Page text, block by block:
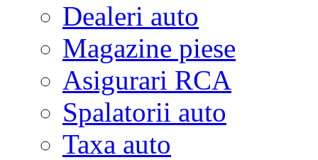
Dealeri auto
Magazine piese
Asigurari RCA
Spalatorii auto
Taxa auto